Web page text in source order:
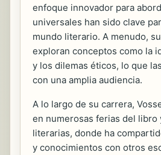
enfoque innovador para
universales han sido clave
mundo literario. A menudo,
exploran conceptos como la
y los dilemas éticos, lo que
con una amplia audiencia.
A lo largo de su carrera,
en numerosas ferias del libro
literarias, donde ha
y conocimientos con otros